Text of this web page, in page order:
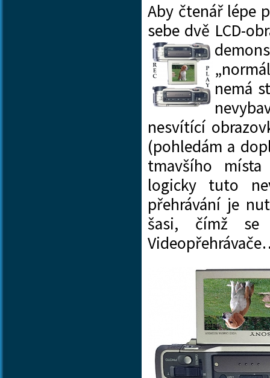
Aby čtenář lépe
sebe dvě LCD-
nemá
nesvítící
(pohledám a
tmavšího
logicky tuto
přehrávání je
šasi, čímž se